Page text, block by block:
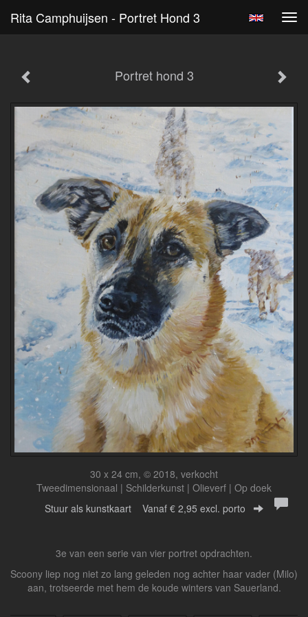
Rita Camphuijsen - Portret Hond 3
Portret hond 3
30 x 24 cm, © 2018, verkocht
Tweedimensionaal | Schilderkunst | Olieverf | Op doek
Stuur als kunstkaart Vanaf € 2,95 excl. porto
3e van een serie van vier portret opdrachten.
Scoony liep nog niet zo lang geleden nog achter haar vader (Milo)
aan, trotseerde met hem de koude winters van Sauerland.